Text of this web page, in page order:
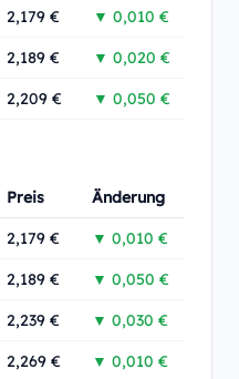
2,179 € ▼ 0,010 €
2,189 € ▼ 0,020 €
2,209 € ▼ 0,050 €
Preis Änderung
2,179 € ▼ 0,010 €
2,189 € ▼ 0,050 €
2,239 € ▼ 0,030 €
2,269 € ▼ 0,010 €